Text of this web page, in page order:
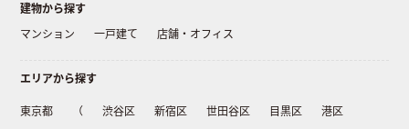
建物から探す
マンション
一戸建て 店舗・オフィス
エリアから探す
東京都 （ 渋谷区 新宿区 世田谷区 目黒区
港区